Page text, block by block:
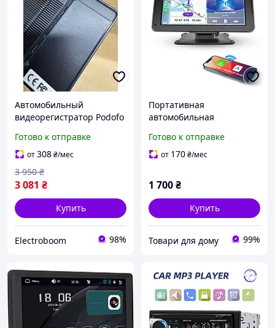
Автомобильный
видеорегистратор Podofo
Готово к отправке
от308₴/мес
3 081 ₴
3 950 ₴
Купить
Electroboom 98%
Портативная
автомобильная
3327 7-дюймовый HD
дисплей с Bluetooth
Готово к отправке
от 170₴/мес
1 700₴
Купить
Товари для дому 99%